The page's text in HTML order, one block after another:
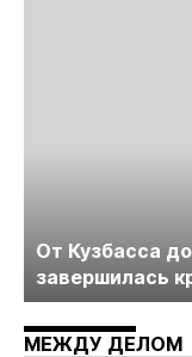
От Кузбасса
завершилась
технологий
Майнинг»
МЕЖДУ ДЕЛОМ